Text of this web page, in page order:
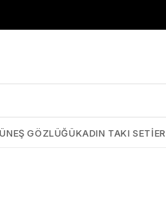
GÖZLÜĞÜKADIN TAKI SETI